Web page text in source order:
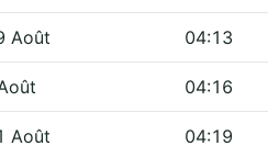
Août 04:13
04:16
Août 04:19